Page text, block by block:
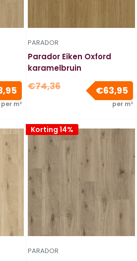
Verkoopprijs
per m²
PARADOR
Parador Eiken Oxford
karamelbruin
Normale
€74,36 €63,95
per m²
Korting 14%
PARADOR